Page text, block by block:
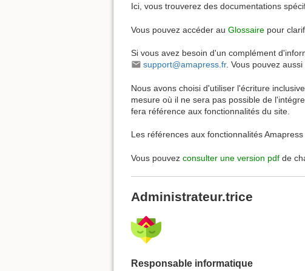
Ici, vous trouverez des documentations
Vous pouvez accéder au Glossaire pour
Si vous avez besoin d'un complément
support@amapress.fr. Vous pouvez
Nous avons choisi d'utiliser l'écriture
mesure où il ne sera pas possible de
fera référence aux fonctionnalités du site.
Les références aux fonctionnalités
Vous pouvez consulter une version pdf de
Administrateur.trice
Responsable informatique